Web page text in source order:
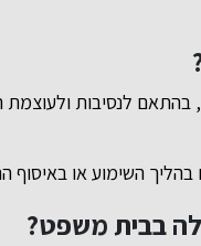
לנסיבות ולעוצמת
השימוע או באיסוף
בבית משפט?